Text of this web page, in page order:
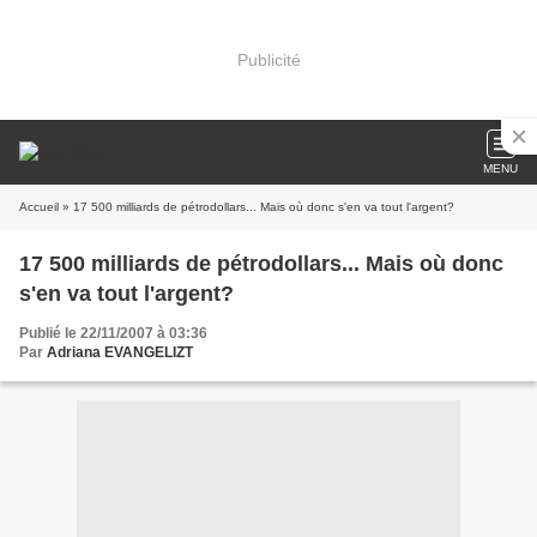
Publicité
MENU
Accueil » 17 500 milliards de pétrodollars... Mais où donc s'en va tout l'argent?
17 500 milliards de pétrodollars... Mais où donc
s'en va tout l'argent?
Publié le 22/11/2007 à 03:36
Par Adriana EVANGELIZT